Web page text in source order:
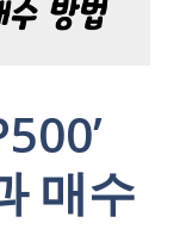
매수